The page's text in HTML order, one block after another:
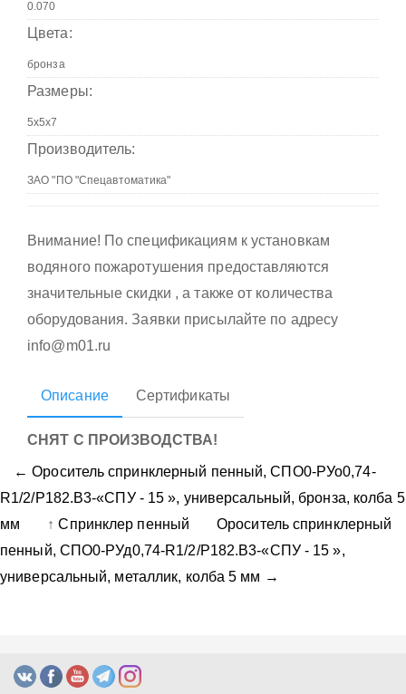
Цвета:
Размеры:
Производитель:
Внимание! По спецификациям к установкам
водяного пожаротушения предоставляются
значительные скидки , а также от количества
оборудования. Заявки присылайте по адресу
info@m01.ru
Описание Сертификаты
СНЯТ С ПРОИЗВОДСТВА!
← Ороситель спринклерный пенный, CПO0-PУо0,74-
R1/2/P182.B3-«СПУ - 15 », универсальный, бронза, колба 5
мм
↑Спринклер пенный
Ороситель спринклерный
пенный, CПO0-PУд0,74-R1/2/P182.B3-«СПУ - 15 »,
универсальный, металлик, колба 5 мм →